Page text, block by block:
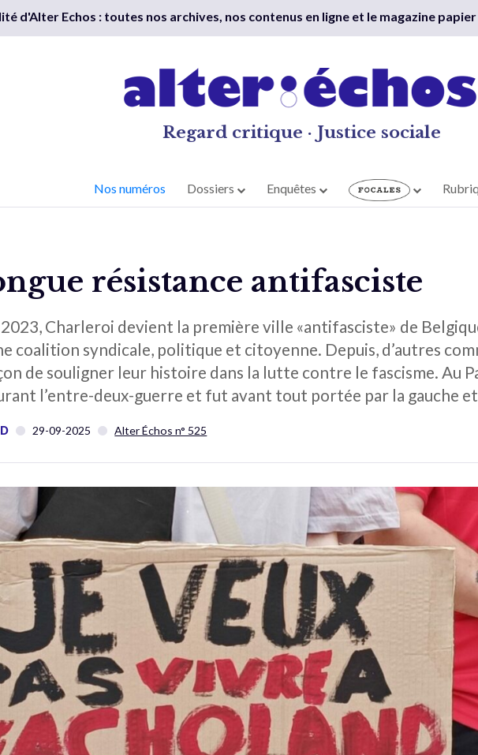
d'Alter Echos : toutes nos archives, nos contenus en ligne et le magazine papier
Regard critique · Justice sociale
Nos numéros Dossiers Enquêtes
résistance antifasciste
Charleroi devient la première ville «antifasciste» de
coalition syndicale, politique et citoyenne. Depuis, d’autres
de souligner leur histoire dans la lutte contre le fascisme. Au
l’entre-deux-guerre et fut avant tout portée par la gauche
29-09-2025 Alter Échos n° 525